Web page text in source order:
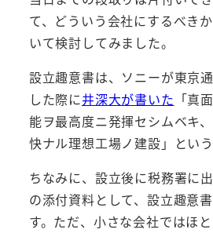
て、どういう会社にするべき
いて検討してみました。
設立趣意書は、ソニーが東京
した際に井深大が書いた 「真
能ヲ最高度ニ発揮セシムベキ
快ナル理想工場ノ建設」という
ちなみに、設立後に税務署に
の添付資料として、設立趣意
す。ただ、小さな会社ではほと